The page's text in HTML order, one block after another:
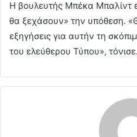
Η βουλευτής Μπέκα Μπαλίντ
θα ξεχάσουν» την υπόθεση.
εξηγήσεις για αυτήν τη
του ελεύθερου Τύπου», τόνισε.